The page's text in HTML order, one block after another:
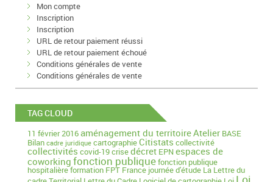
Mon compte
Inscription
Inscription
URL de retour paiement réussi
URL de retour paiement échoué
Conditions générales de vente
Conditions générales de vente
TAG CLOUD
11 février 2016aménagement du territoireAtelier BASE
Bilan cadre juridique cartographieCitistats collectivité
collectivités covid-19crisedécret EPN espaces de
coworking fonction publiquefonction publique
hospitalièreformation FPT France journée d'étude La Lettre du